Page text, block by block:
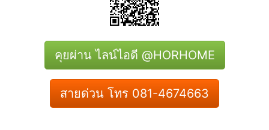
คุยผ่าน ไลน์ไอดี @HORHOME
สายด่วน โทร 081-4674663